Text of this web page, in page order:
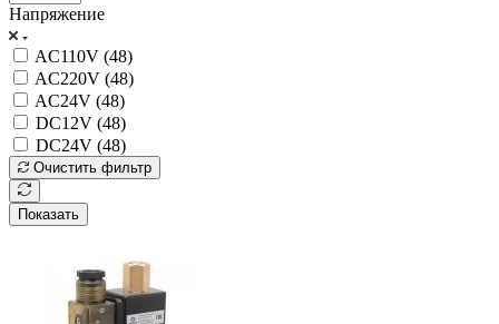
Напряжение
AC110V (48)
AC220V (48)
AC24V (48)
DC12V (48)
DC24V (48)
Очистить фильтр
Показать